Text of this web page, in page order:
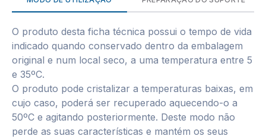
O produto desta ficha técnica possui o tempo de vida
indicado quando conservado dentro da embalagem
original e num local seco, a uma temperatura entre 5
e 35ºC.
O produto pode cristalizar a temperaturas baixas, em
cujo caso, poderá ser recuperado aquecendo-o a
50ºC e agitando posteriormente. Deste modo não
perde as suas características e mantém os seus